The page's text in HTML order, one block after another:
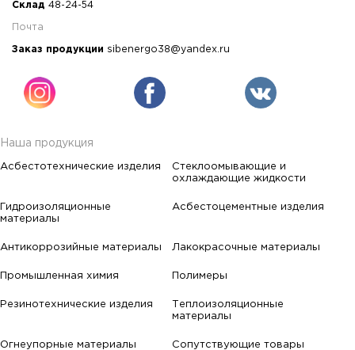
Склад 48-24-54
Почта
Заказ продукции sibenergo38@yandex.ru
Наша продукция
Асбестотехнические изделия
Стеклоомывающие и
охлаждающие жидкости
Гидроизоляционные
материалы
Асбестоцементные изделия
Антикоррозийные материалы Лакокрасочные материалы
Промышленная химия Полимеры
Резинотехнические изделия
Теплоизоляционные
материалы
Огнеупорные материалы Сопутствующие товары